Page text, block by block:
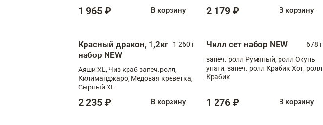
1 965 ₽ В корзину 2 179 ₽ В корзину
Красный дракон, 1,2кг
набор NEW
1 260 г
Аяши XL, Чиз краб запеч.ролл,
Килиманджаро, Медовая креветка,
Сырный XL
2 235 ₽ В корзину
Чилл сет набор NEW
678 г
запеч. ролл Румяный, ролл Окунь
унаги, запеч. ролл Крабик Хот, ролл
Крабик
1 276 ₽ В корзину